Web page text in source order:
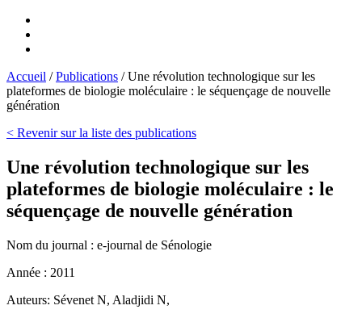
Accueil /Publications /Une révolution technologique sur les
plateformes de biologie moléculaire : le séquençage de nouvelle
génération
< Revenir sur la liste des publications
Une révolution technologique sur les
plateformes de biologie moléculaire : le
séquençage de nouvelle génération
Nom du journal : e-journal de Sénologie
Année : 2011
Auteurs: Sévenet N, Aladjidi N,